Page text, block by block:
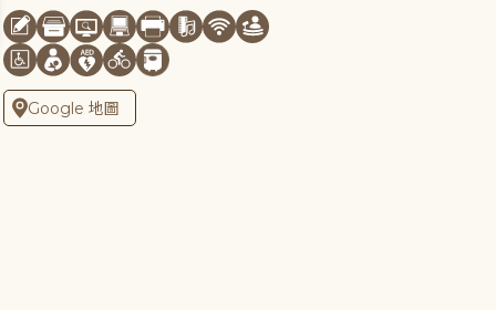
Google 地圖